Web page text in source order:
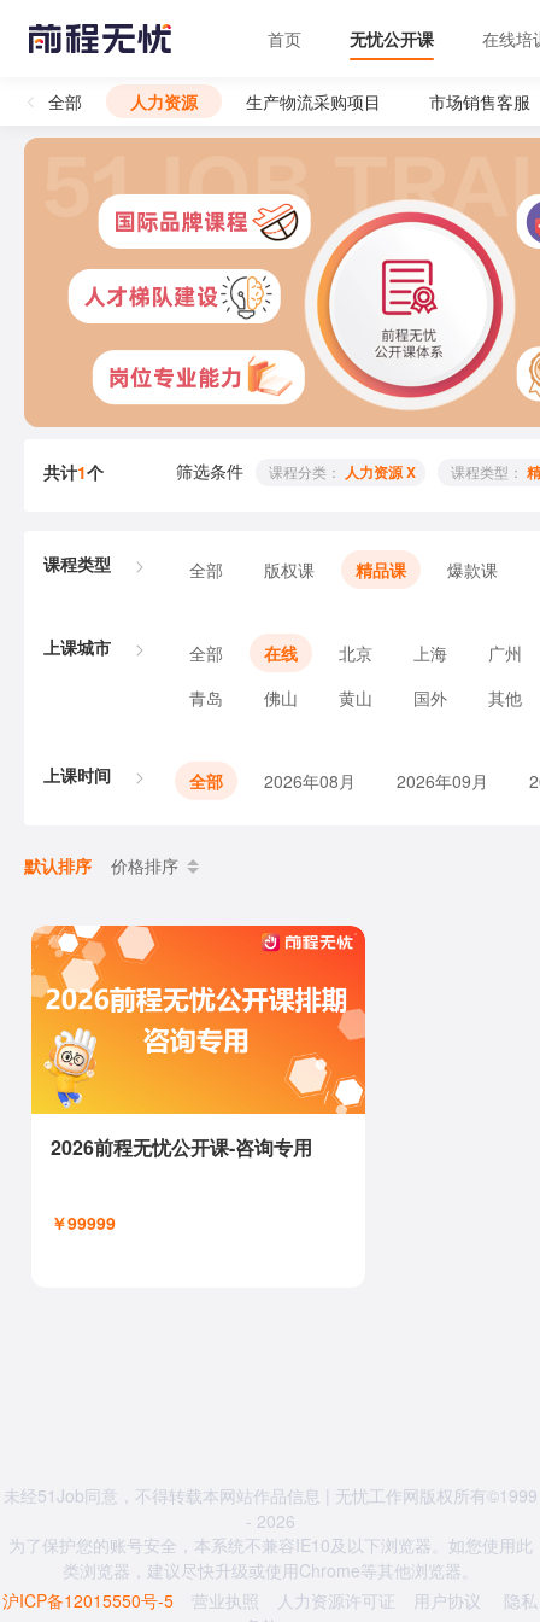
首页 无忧公开课 在线培
全部 人力资源 生产物流采购项目 市场销售客服
共计1个 筛选条件 课程分类： 人力资源 X 课程类型：
课程类型 全部 版权课 精品课 爆款课
上课城市 全部 在线 北京 上海
广州
青岛
佛山 黄山 国外 其他
上课时间 全部 2026年08月 2026年09月
默认排序 价格排序
2026前程无忧公开课-咨询专用
￥99999
未经51Job同意，不得转载本网站作品信息 | 无忧工作网版权所有©1999
- 2026
为了保护您的账号安全，本系统不兼容IE10及以下浏览器。如您使用此
类浏览器，建议尽快升级或使用Chrome等其他浏览器。
沪ICP备12015550号-5
营业执照 人力资源许可证 用户协议
隐私